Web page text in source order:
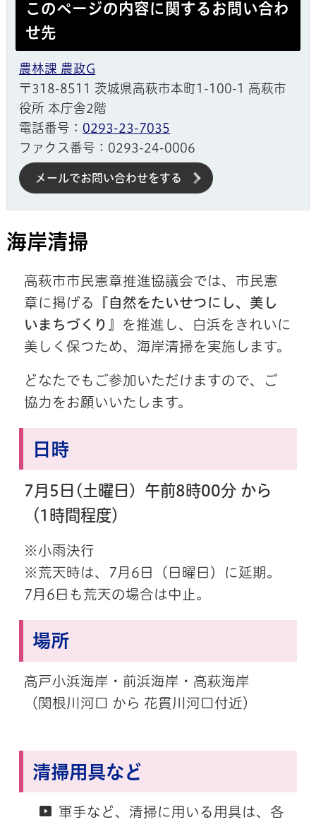
このページの内容に関するお問い合わ
せ先
農林課 農政G
〒318-8511 茨城県高萩市本町1-100-1 高萩市
役所 本庁舎2階
電話番号： 0293-23-7035
ファクス番号：0293-24-0006
メールでお問い合わせをする
海岸清掃
高萩市市民憲章推進協議会では、市民憲
章に掲げる
『自然をたいせつにし、美し
いまちづくり』 を推進し、白浜をきれいに
美しく保つため、海岸清掃を実施します。
どなたでもご参加いただけますので、ご
協力をお願いいたします。
日時
7月5日(土曜日)
午前8時00分 から
（1時間程度）
※小雨決行
※荒天時は、7月6日（日曜日）に延期。
7月6日も荒天の場合は中止。
場所
高戸小浜海岸・前浜海岸・高萩海岸
（関根川河口 から 花貫川河口付近）
清掃用具など
軍手など、清掃に用いる用具は、各